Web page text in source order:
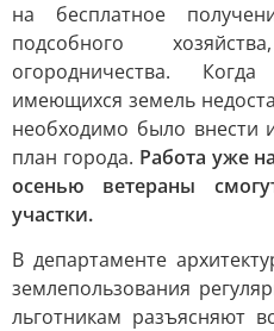
на бесплатное
подсобного
огородничества.
имеющихся земель
необходимо было внести
план города. Работа уже
осенью ветераны
участки.
В департаменте
землепользования
льготникам разъясняют